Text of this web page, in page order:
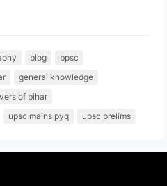
blog
bpsc
general knowledge
of bihar
upsc mains pyq upsc prelims